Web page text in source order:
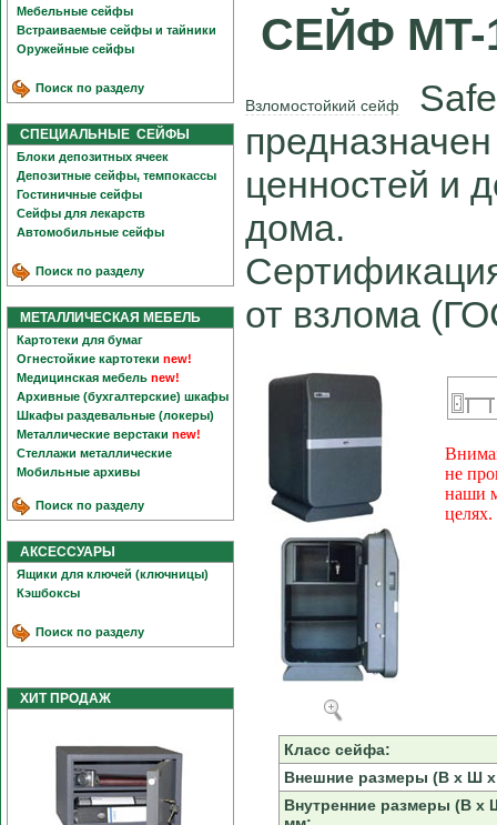
Мебельные сейфы
Встраиваемые сейфы и тайники
Оружейные сейфы
Поиск по разделу
СПЕЦИАЛЬНЫЕ СЕЙФЫ
Блоки депозитных ячеек
Депозитные сейфы, темпокассы
Гостиничные сейфы
Сейфы для лекарств
Автомобильные сейфы
Поиск по разделу
МЕТАЛЛИЧЕСКАЯ МЕБЕЛЬ
Картотеки для бумаг
Огнестойкие картотеки new!
Медицинская мебель new!
Архивные (бухгалтерские) шкафы
Шкафы раздевальные (локеры)
Металлические верстаки new!
Стеллажи металлические
Мобильные архивы
Поиск по разделу
АКСЕССУАРЫ
Ящики для ключей (ключницы)
Кэшбоксы
Поиск по разделу
ХИТ ПРОДАЖ
СЕЙФ MT-
Взломостойкий сейф
ценностей и
дома.
от взлома
не
наши
целях.
Класс сейфа:
Внешние размеры (В х Ш
Внутренние размеры (В х